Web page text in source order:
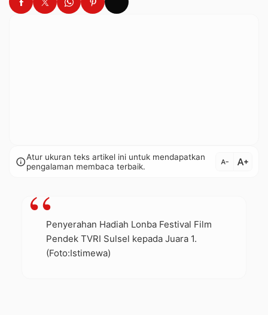
infoAtur ukuran teks artikel ini untuk mendapatkan
pengalaman membaca terbaik.
text_decrease text_increase
Penyerahan Hadiah Lonba Festival Film
Pendek TVRI Sulsel kepada Juara 1.
(Foto:Istimewa)